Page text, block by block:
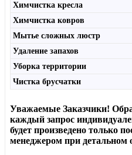
Химчистка кресла
Химчистка ковров
Мытье сложных люстр
Удаление запахов
Уборка территории
Чистка брусчатки
Уважаемые Заказчики!
каждый запрос
будет произведено только
менеджером при детальном